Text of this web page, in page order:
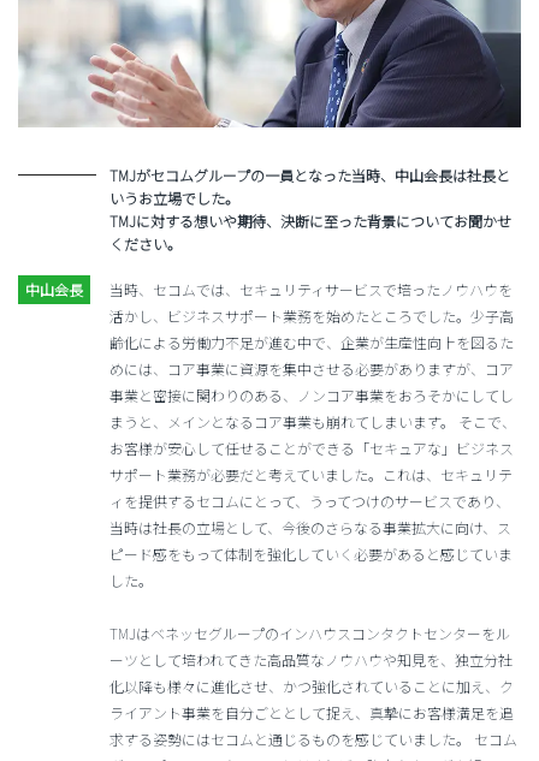
TMJがセコムグループの一員となった当時、中山会長は社長と
いうお立場でした。
TMJに対する想いや期待、決断に至った背景についてお聞かせ
ください。
当時、セコムでは、セキュリティサービスで培ったノウハウを
活かし、ビジネスサポート業務を始めたところでした。少子高
齢化による労働力不足が進む中で、企業が生産性向上を図るた
めには、コア事業に資源を集中させる必要がありますが、コア
事業と密接に関わりのある、ノンコア事業をおろそかにしてし
まうと、メインとなるコア事業も崩れてしまいます。 そこで、
お客様が安心して任せることができる「セキュアな」ビジネス
サポート業務が必要だと考えていました。これは、セキュリテ
ィを提供するセコムにとって、うってつけのサービスであり、
当時は社長の立場として、今後のさらなる事業拡大に向け、ス
ピード感をもって体制を強化していく必要があると感じていま
した。
TMJはベネッセグループのインハウスコンタクトセンターをル
ーツとして培われてきた高品質なノウハウや知見を、独立分社
化以降も様々に進化させ、かつ強化されていることに加え、ク
ライアント事業を自分ごととして捉え、真摯にお客様満足を追
求する姿勢にはセコムと通じるものを感じていました。 セコム